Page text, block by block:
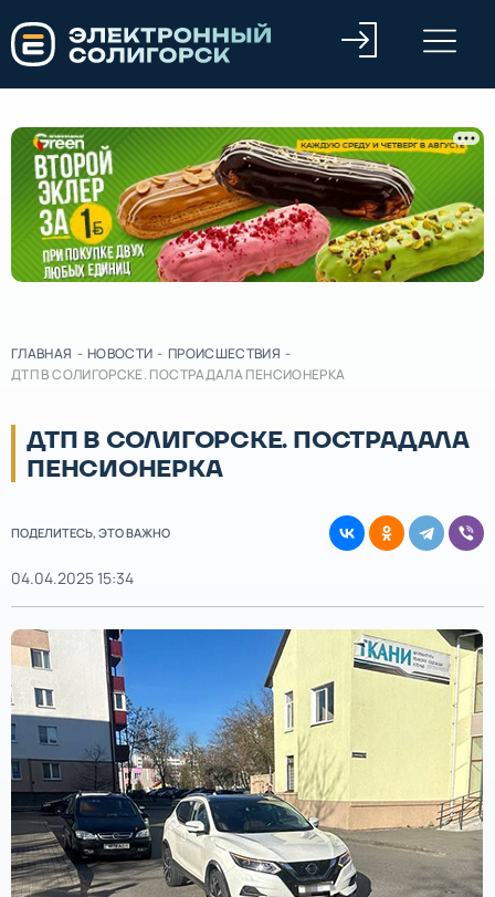
ГЛАВНАЯ - НОВОСТИ - ПРОИСШЕСТВИЯ -
ДТП В СОЛИГОРСКЕ. ПОСТРАДАЛА ПЕНСИОНЕРКА
ДТП В СОЛИГОРСКЕ. ПОСТРАДАЛА
ПЕНСИОНЕРКА
ПОДЕЛИТЕСЬ, ЭТО ВАЖНО
04.04.2025 15:34